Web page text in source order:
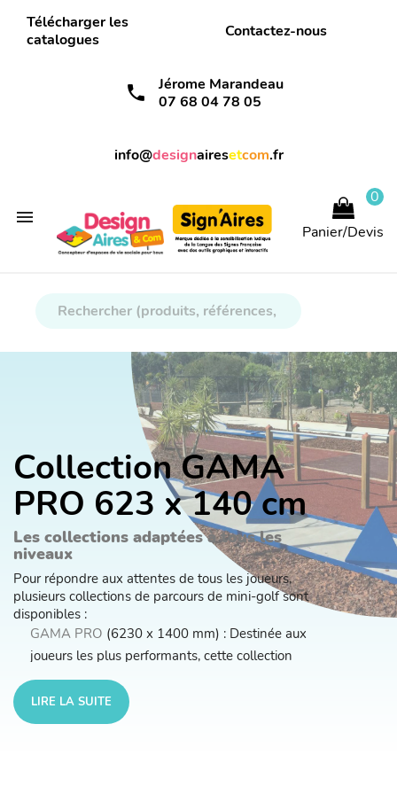
Télécharger les
catalogues
Contactez-nous
call
Jérome Marandeau
07 68 04 78 05
info@designairesetcom.fr

0
Panier/Devis
Collection GAMA
PRO 623 x 140 cm
Les collections adaptées à tous les
niveaux
Pour répondre aux attentes de tous les joueurs,
plusieurs collections de parcours de mini-golf sont
disponibles :
GAMA PRO (6230 x 1400 mm) : Destinée aux
joueurs les plus performants, cette collection
propose des parcours complexes qui exigent
précision et maîtrise technique. Les obstacles variés
et les tracés techniques permettent aux joueurs
LIRE LA SUITE